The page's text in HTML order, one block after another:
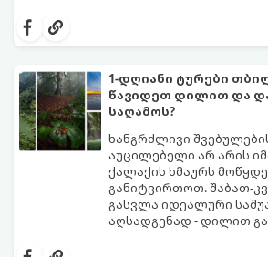
პრაქტიკული ხრიკით
მშობლებსაც მოუტანოს
განტვირთვა.
1-დღიანი ტურები
წავიდეთ დილით და
საღამოს?
ხანგრძლივი
აუცილებელი არ არის
ქალაქის ხმაურს
განიტვირთოთ. შაბათ-
გასვლა იდეალური
აღსადგენად - დილით
უკვე საკუთარ საწოლში
მარტივ მარშრუტს